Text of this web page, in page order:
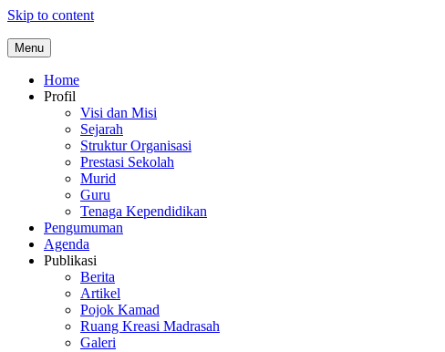
Skip to content
Menu
Home
Profil
Visi dan Misi
Sejarah
Struktur Organisasi
Prestasi Sekolah
Murid
Guru
Tenaga Kependidikan
Pengumuman
Agenda
Publikasi
Berita
Artikel
Pojok Kamad
Ruang Kreasi Madrasah
Galeri